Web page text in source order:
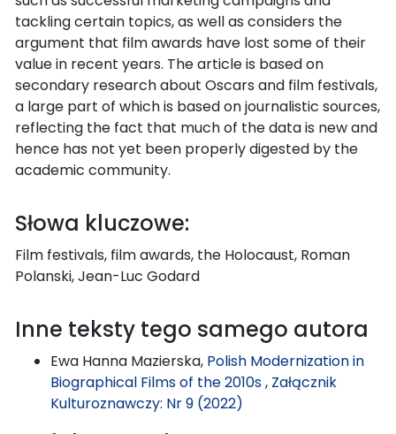
tackling certain topics, as well as considers the
argument that film awards have lost some of their
value in recent years. The article is based on
secondary research about Oscars and film festivals,
a large part of which is based on journalistic sources,
reflecting the fact that much of the data is new and
hence has not yet been properly digested by the
academic community.
Słowa kluczowe:
Film festivals, film awards, the Holocaust, Roman
Polanski, Jean-Luc Godard
Inne teksty tego samego autora
Ewa Hanna Mazierska, Polish Modernization in
Biographical Films of the 2010s, Załącznik
Kulturoznawczy: Nr 9 (2022)